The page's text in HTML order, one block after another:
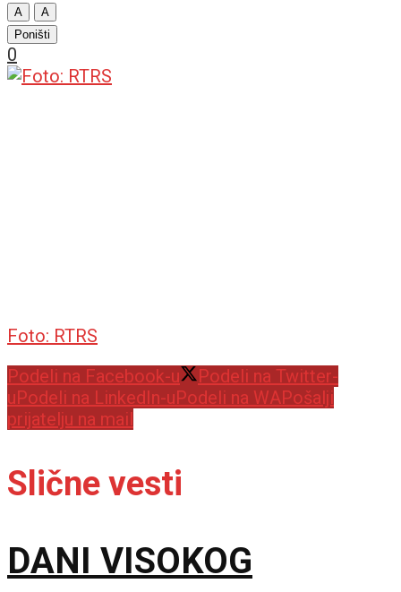
A
A
Poništi
0
Foto: RTRS
Podeli na Facebook-u
Podeli na Twitter-
uPodeli na LinkedIn-uPodeli na WAPošalji
prijatelju na mail
Slične vesti
DANI VISOKOG